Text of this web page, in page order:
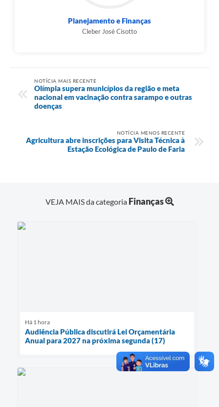
Planejamento e Finanças
Cleber José Cisotto
NOTÍCIA MAIS RECENTE
Olímpia supera municípios da região e meta
nacional em vacinação contra sarampo e outras
doenças
NOTÍCIA MENOS RECENTE
Agricultura abre inscrições para Visita Técnica à
Estação Ecológica de Paulo de Faria
VEJA MAIS da categoria Finanças
Há 1 hora
Audiência Pública discutirá Lei Orçamentária
Anual para 2027 na próxima segunda (17)